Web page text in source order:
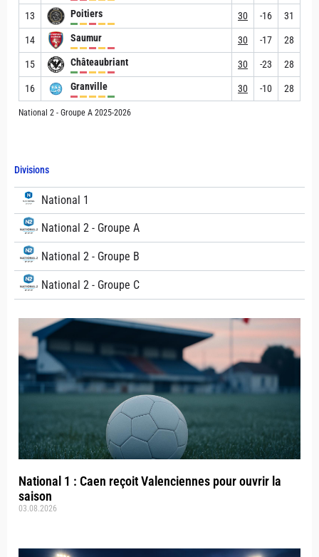
Divisions
National 1
National 2 - Groupe A
National 2 - Groupe B
National 2 - Groupe C
National 1 : Caen reçoit Valenciennes pour ouvrir la
saison
03.08.2026
13 Poitiers 30 -16 31
14 Saumur 30 -17 28
15 Châteaubriant 30 -23 28
16 Granville 30 -10 28
National 2 - Groupe A 2025-2026